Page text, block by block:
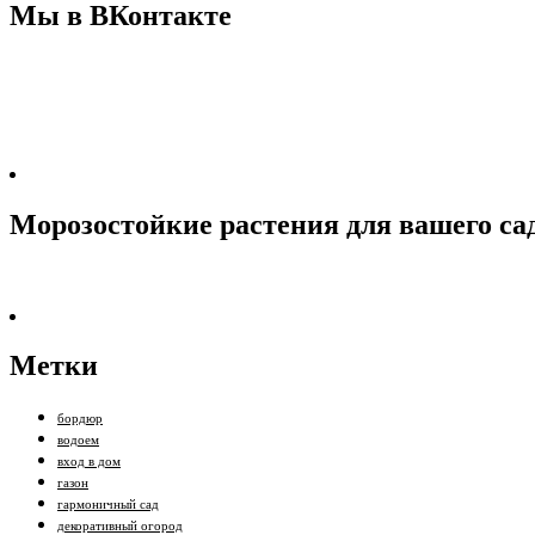
Мы в ВКонтакте
Морозостойкие растения для вашего
Метки
бордюр
водоем
вход в дом
газон
гармоничный сад
декоративный огород